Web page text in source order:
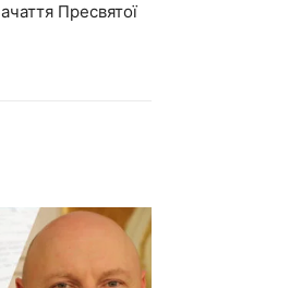
Пресвятої